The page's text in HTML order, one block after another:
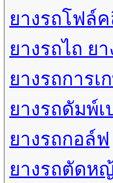
ยางรถโฟล์
ยางรถไถ ย
ยางรถการเ
ยางรถดัมพ์เ
ยางรถกอล์ฟ
ยางรถตัดห